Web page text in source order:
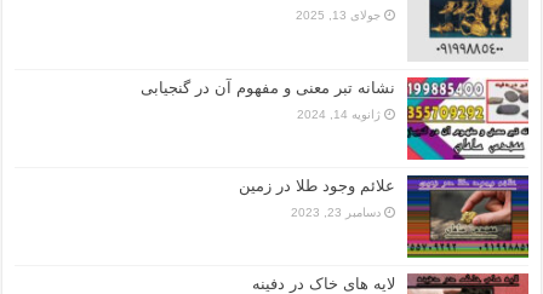
جولای 13, 2025
نشانه تبر معنی و مفهوم آن در گنجیابی
ژانویه 14, 2024
علائم وجود طلا در زمین
دسامبر 23, 2023
لایه های خاک در دفینه